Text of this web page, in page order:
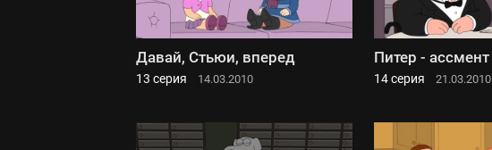
Давай, Стьюи, вперед
13 серия 14.03.2010
Питер - ассмент
14 серия 21.03.2010